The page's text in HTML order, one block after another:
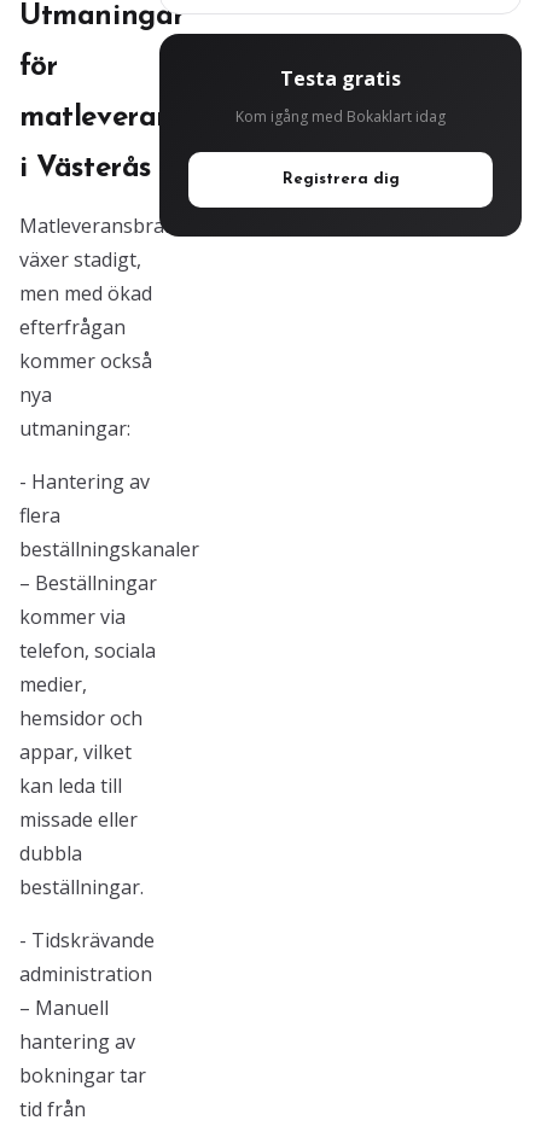
Utmaningar
för
matleveranstjänster
i Västerås
Matleveransbranschen
växer stadigt,
men med ökad
efterfrågan
kommer också
nya
utmaningar:
- Hantering av
flera
beställningskanaler
– Beställningar
kommer via
telefon, sociala
medier,
hemsidor och
appar, vilket
kan leda till
missade eller
dubbla
beställningar.
- Tidskrävande
administration
– Manuell
hantering av
bokningar tar
tid från
Testa gratis
Kom igång med Bokaklart idag
Registrera dig